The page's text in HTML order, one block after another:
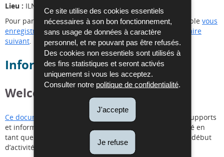
Ce site utilise des cookies essentiels
nécessaires à son bon fonctionnement,
sans usage de données à caractère
personnel, et ne pouvant pas être refusés.
Des cookies non essentiels sont utilisés à
des fins statistiques et seront activés
uniquement si vous les acceptez.
Consulter notre politique de confidentialité.
J'accepte
Je refuse
Lieu : ILNAS (Esch/Belval)
Pour participer à cette formation, vous devez au préalable vous
enregistrer auprès de l'ILNASpuis compléter le
formulaire
suivant
Information aux délégués
Welcome package
Ce document
vous fournit une sélection de différents supports
et informations utiles qui vous aident dans votre activité en
tant que délégué national en normalisation, surtout en début
d’activité.